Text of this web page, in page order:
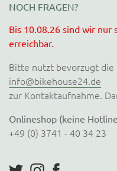
NOCH FRAGEN?
Bis 10.08.26 sind wir nur
erreichbar.
Bitte nutzt bevorzugt die
info@bikehouse24.de
zur Kontaktaufnahme.
Onlineshop (keine
+49 (0) 3741 - 40 34 23